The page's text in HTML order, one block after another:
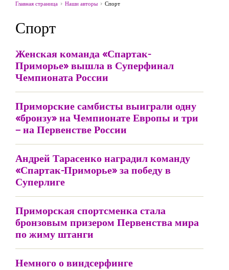
Главная страница Наши авторы Спорт
Спорт
Женская команда «Спартак-
Приморье» вышла в Суперфинал
Чемпионата России
Приморские самбисты выиграли одну
«бронзу» на Чемпионате Европы и три
– на Первенстве России
Андрей Тарасенко наградил команду
«Спартак-Приморье» за победу в
Суперлиге
Приморская спортсменка стала
бронзовым призером Первенства мира
по жиму штанги
Немного о виндсерфинге